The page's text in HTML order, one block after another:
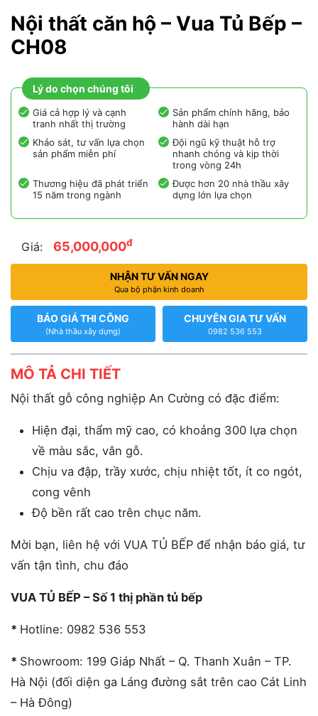
Nội thất căn hộ – Vua Tủ Bếp –
CH08
Lý do chọn chúng tôi
Giá cả hợp lý và cạnh
tranh nhất thị trường
Sản phẩm chính hãng, bảo
hành dài hạn
Khảo sát, tư vấn lựa chọn
sản phẩm miễn phí
Đội ngũ kỹ thuật hỗ trợ
nhanh chóng và kịp thời
trong vòng 24h
Thương hiệu đã phát triển
15 năm trong ngành
Được hơn 20 nhà thầu xây
dựng lớn lựa chọn
Giá: 65,000,000đ
NHẬN TƯ VẤN NGAY
Qua bộ phận kinh doanh
BÁO GIÁ THI CÔNG
(Nhà thầu xây dựng)
CHUYÊN GIA TƯ VẤN
0982 536 553
MÔ TẢ CHI TIẾT
Nội thất gỗ công nghiệp An Cường có đặc điểm:
Hiện đại, thẩm mỹ cao, có khoảng 300 lựa chọn
về màu sắc, vân gỗ.
Chịu va đập, trầy xước, chịu nhiệt tốt, ít co ngót,
cong vênh
Độ bền rất cao trên chục năm.
Mời bạn, liên hệ với VUA TỦ BẾP để nhận báo giá, tư
vấn tận tình, chu đáo
VUA TỦ BẾP – Số 1 thị phần tủ bếp
* Hotline: 0982 536 553
* Showroom: 199 Giáp Nhất – Q. Thanh Xuân – TP.
Hà Nội (đối diện ga Láng đường sắt trên cao Cát Linh
– Hà Đông)